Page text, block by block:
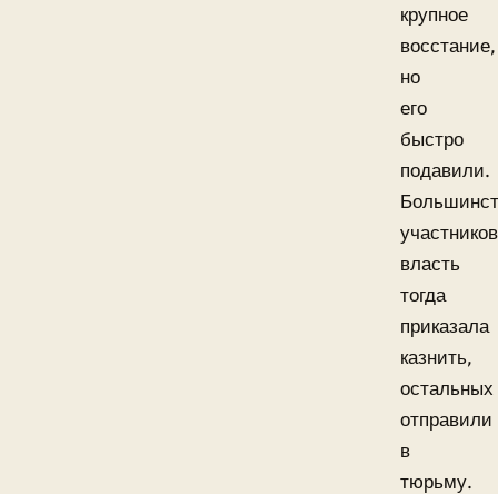
крупное
восстание,
но
его
быстро
подавили.
участников
власть
тогда
приказала
казнить,
остальных
отправили
в
тюрьму.